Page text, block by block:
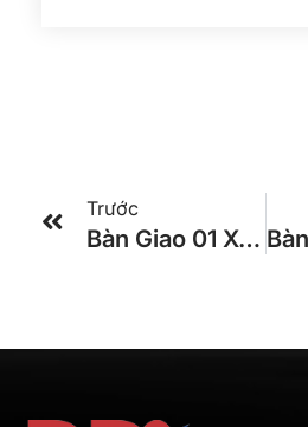
Trước
Bàn Giao 01 Xe Global 29 Chỗ TRACOMECO 2025 Cho Khách Hàng Ở TPHCM